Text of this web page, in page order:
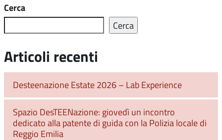
Cerca
Cerca
Articoli recenti
Desteenazione Estate 2026 – Lab Experience
Spazio DesTEENazione: giovedì un incontro
dedicato alla patente di guida con la Polizia locale di
Reggio Emilia